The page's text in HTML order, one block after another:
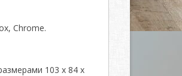
Chrome.
103 x 84 x